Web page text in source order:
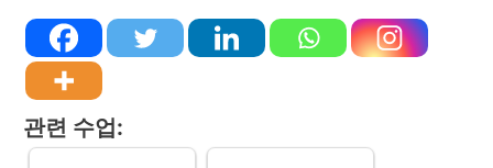
관련 수업: